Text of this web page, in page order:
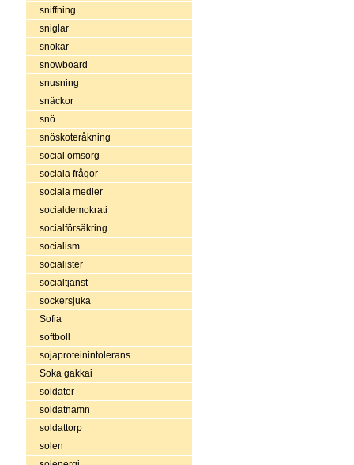
sniffning
sniglar
snokar
snowboard
snusning
snäckor
snö
snöskoteråkning
social omsorg
sociala frågor
sociala medier
socialdemokrati
socialförsäkring
socialism
socialister
socialtjänst
sockersjuka
Sofia
softboll
sojaproteinintolerans
Soka gakkai
soldater
soldatnamn
soldattorp
solen